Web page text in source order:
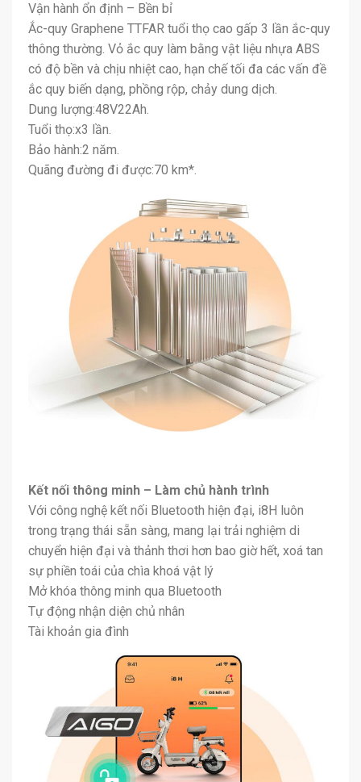
Vận hành ổn định – Bền bỉ
Ắc-quy Graphene TTFAR tuổi thọ cao gấp 3 lần ắc-quy
thông thường. Vỏ ắc quy làm bằng vật liệu nhựa ABS
có độ bền và chịu nhiệt cao, hạn chế tối đa các vấn đề
ắc quy biến dạng, phồng rộp, chảy dung dịch.
Dung lượng:48V22Ah.
Tuổi thọ:x3 lần.
Bảo hành:2 năm.
Quãng đường đi được:70 km*.
Kết nối thông minh – Làm chủ hành trình
Với công nghệ kết nối Bluetooth hiện đại, i8H luôn
trong trạng thái sẵn sàng, mang lại trải nghiệm di
chuyển hiện đại và thảnh thơi hơn bao giờ hết, xoá tan
sự phiền toái của chìa khoá vật lý
Mở khóa thông minh qua Bluetooth
Tự động nhận diện chủ nhân
Tài khoản gia đình